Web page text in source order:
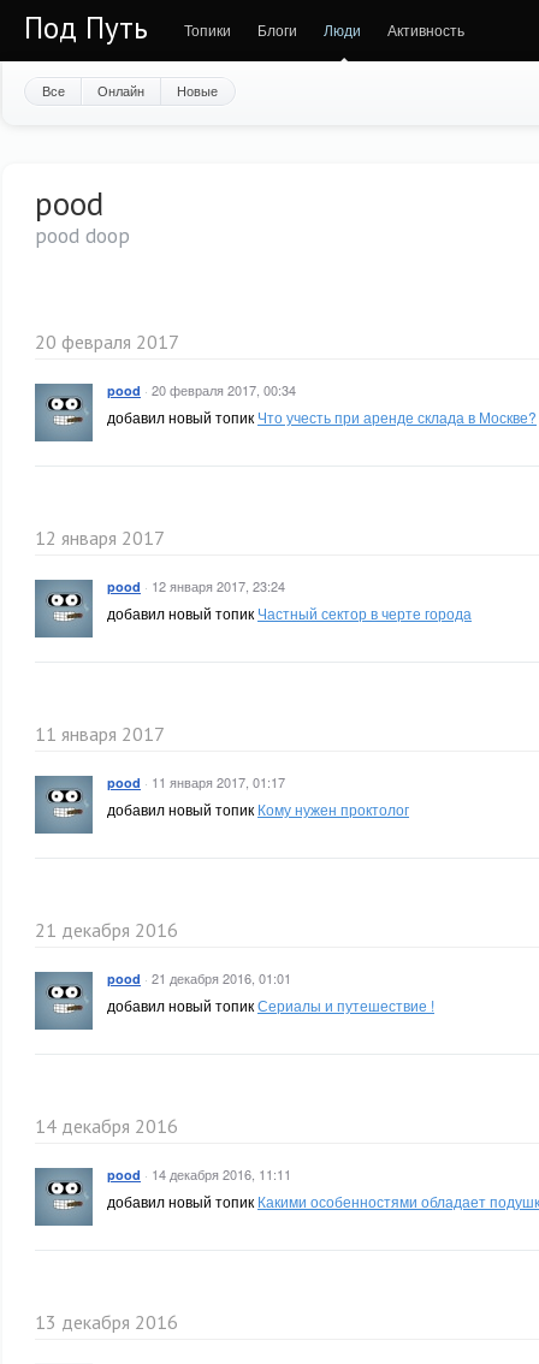
Под Путь Топики Блоги Люди Активность
Все Онлайн Новые
pood
pood doop
20 февраля 2017
pood · 20 февраля 2017, 00:34
добавил новый топик Что учесть при аренде склада в Москве?
12 января 2017
pood · 12 января 2017, 23:24
добавил новый топик Частный сектор в черте города
11 января 2017
pood · 11 января 2017, 01:17
добавил новый топик Кому нужен проктолог
21 декабря 2016
pood · 21 декабря 2016, 01:01
добавил новый топикСериалы и путешествие !
14 декабря 2016
pood · 14 декабря 2016, 11:11
добавил новый топик Какими особенностями обладает
13 декабря 2016